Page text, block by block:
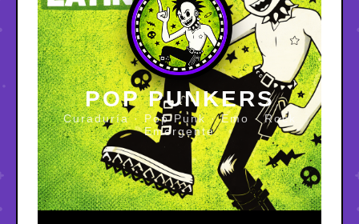
POP PUNKERS
Curaduría · Pop Punk · Emo · Rock
Emergente